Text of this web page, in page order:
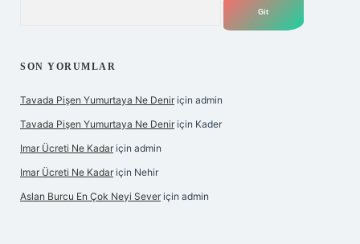
SON YORUMLAR
Tavada Pişen Yumurtaya Ne Denir için admin
Tavada Pişen Yumurtaya Ne Denir için Kader
Imar Ücreti Ne Kadar için admin
Imar Ücreti Ne Kadar için Nehir
Aslan Burcu En Çok Neyi Sever için admin